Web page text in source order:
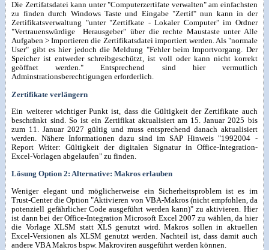
Die Zertifatsdatei kann unter "Computerzertifate verwalten" am einfachsten
zu finden durch Windows Taste und Eingabe "Zertif" nun kann in der
Zertifikatsverwaltung "unter "Zertifkate - Lokaler Computer" im Ordner
"Vertrauenswürdige Herausgeber" über die rechte Maustaste unter Alle
Aufgaben > Importieren die Zertifikatsdatei importiert werden. Als "normale
User" gibt es hier jedoch die Meldung "Fehler beim Importvorgang. Der
Speicher ist entweder schreibgeschützt, ist voll oder kann nicht korrekt
geöffnet werden." Entsprechend sind hier vermutlich
Adminstrationsberechtigungen erforderlich.
Zertifikate verlängern
Ein weiterer wichtiger Punkt ist, dass die Gültigkeit der Zertifikate auch
beschränkt sind. So ist ein Zertifikat aktualisiert am 15. Januar 2025 bis
zum 11. Januar 2027 gültig und muss entsprechend danach aktualisiert
werden. Nähere Informationen dazu sind im SAP Hinweis "1992004 -
Report Writer: Gültigkeit der digitalen Signatur in Office-Integration-
Excel-Vorlagen abgelaufen" zu finden.
Lösung Option 2: Alternative: Makros erlauben
Weniger elegant und möglicherweise ein Sicherheitsproblem ist es im
Trust-Center die Option "Aktivieren von VBA-Makros (nicht empfohlen, da
potenziell gefährlicher Code ausgeführt werden kann)" zu aktivieren. Hier
ist dann bei der Office-Integration Microsoft Excel 2007 zu wählen, da hier
die Vorlage XLSM statt XLS genutzt wird. Makros sollen in aktuellen
Excel-Versionen als XLSM genutzt werden. Nachteil ist, dass damit auch
andere VBA Makros bspw. Makroviren ausgeführt werden können.